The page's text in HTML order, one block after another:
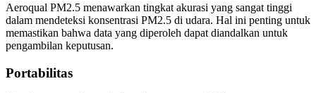
Aeroqual PM2.5 menawarkan tingkat akurasi yang sangat tinggi
dalam mendeteksi konsentrasi PM2.5 di udara. Hal ini penting untuk
memastikan bahwa data yang diperoleh dapat diandalkan untuk
pengambilan keputusan.
Portabilitas